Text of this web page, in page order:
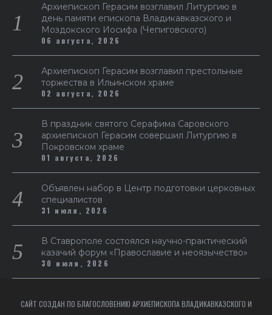
Архиепископ Герасим возглавил Литургию в
день памяти епископа Владикавказского и
Моздокского Иосифа (Чепиговского)
06 августа, 2026
Архиепископ Герасим возглавил престольные
торжества в Ильинском храме
02 августа, 2026
В праздник святого Серафима Саровского
архиепископ Герасим совершил Литургию в
Покровском храме
01 августа, 2026
Объявлен набор в Центр подготовки церковных
специалистов
31 июля, 2026
В Ставрополе состоялся научно-практический
казачий форум «Православие и неоязычество»
30 июля, 2026
САЙТ СОЗДАН ПО БЛАГОСЛОВЕНИЮ АРХИЕПИСКОПА ВЛАДИКАВКАЗСКОГО И